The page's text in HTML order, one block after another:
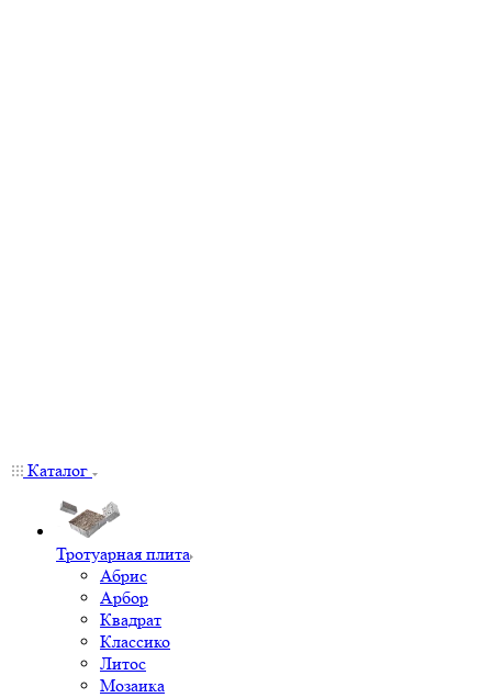
Каталог
Тротуарная плита
Абрис
Арбор
Квадрат
Классико
Литос
Мозаика